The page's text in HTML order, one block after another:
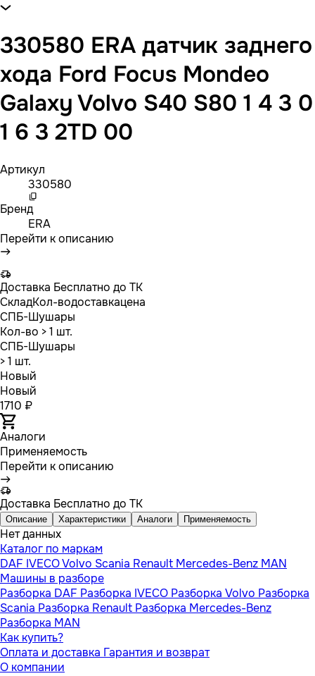
330580 ERA датчик заднего
хода Ford Focus Mondeo
Galaxy Volvo S40 S80 1 4 3 0
1 6 3 2TD 00
Артикул
330580
Бренд
ERA
Перейти к описанию
Доставка Бесплатно до ТК
СкладКол-водоставкацена
СПБ-Шушары
Кол-во > 1 шт.
СПБ-Шушары
> 1 шт.
Новый
Новый
1710 ₽
Аналоги
Применяемость
Перейти к описанию
Доставка Бесплатно до ТК
Описание Характеристики Аналоги Применяемость
Нет данных
Каталог по маркам
DAF IVECOVolvo Scania Renault Mercedes-Benz MAN
Машины в разборе
Разборка DAF Разборка IVECO Разборка Volvo Разборка
Scania Разборка Renault Разборка Mercedes-Benz
Разборка MAN
Как купить?
Оплата и доставка Гарантия и возврат
О компании